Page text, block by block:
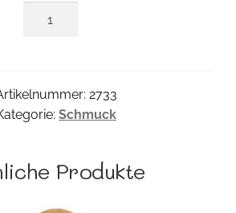
2733
Schmuck
Produkte